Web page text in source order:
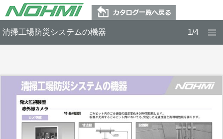
清掃工場防災システムの機器 1/4